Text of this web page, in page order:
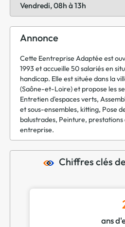
Vendredi, 08h à 13h
Annonce
Cette Eentreprise Adaptée est
1993 et accueille 50 salariés en
handicap. Elle est située dans la
(Saône-et-Loire) et propose les
Entretien d'espaces verts,
et sous-ensembles, kitting, Pose
balustrades, Peinture, prestations
entreprise.
Chiffres clés
ans